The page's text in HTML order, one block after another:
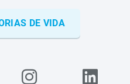
DE VIDA